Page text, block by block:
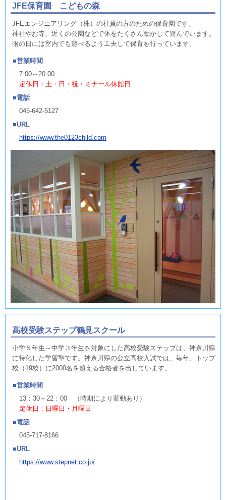
JFE保育園 こどもの森
JFEエンジニアリング（株）の社員の方のための保育園です。
神社やお寺、近くの公園などで体をたくさん動かして遊んでいます。
雨の日には室内でも遊べるよう工夫して保育を行っています。
営業時間
7:00～20:00
定休日：土・日・祝・ミナール休館日
電話
045-642-5127
URL
https://www.the0123child.com
高校受験ステップ鶴見スクール
小学５年生～中学３年生を対象にした高校受験ステップは、神奈川県
に特化した学習塾です。神奈川県の公立高校入試では、毎年、トップ
校（19校）に2000名を超える合格者を出しています。
営業時間
13：30～22：00 （時期により変動あり）
定休日：日曜日・月曜日
電話
045-717-8166
URL
https://www.stepnet.co.jp/